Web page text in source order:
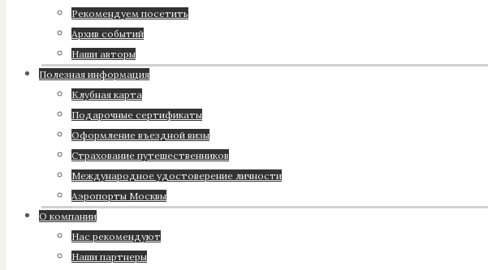
Рекомендуем посетить
Архив событий
Наши авторы
Полезная информация
Клубная карта
Подарочные сертификаты
Оформление въездной визы
Страхование путешественников
Международное удостоверение личности
Аэропорты Москвы
О компании
Нас рекомендуют
Наши партнеры